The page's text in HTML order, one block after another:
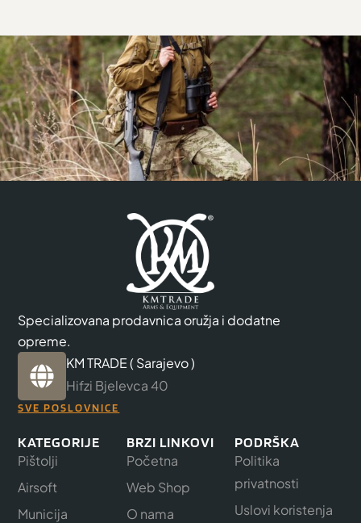
Specializovana prodavnica oružja i dodatne
opreme.
KM TRADE ( Sarajevo )
Hifzi Bjelevca 40
SVE POSLOVNICE
KATEGORIJE
Pištolji
Airsoft
Municija
BRZI LINKOVI
Početna
Web Shop
O nama
PODRŠKA
Politika
privatnosti
Uslovi koristenja